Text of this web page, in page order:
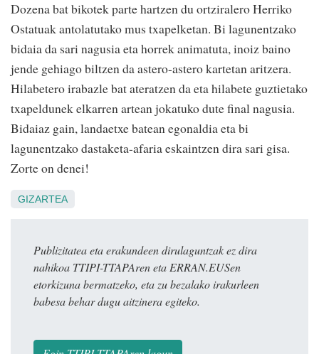
Dozena bat bikotek parte hartzen du ortziralero Herriko
Ostatuak antolatutako mus txapelketan. Bi lagunentzako
bidaia da sari nagusia eta horrek animatuta, inoiz baino
jende gehiago biltzen da astero-astero kartetan aritzera.
Hilabetero irabazle bat ateratzen da eta hilabete guztietako
txapeldunek elkarren artean jokatuko dute final nagusia.
Bidaiaz gain, landaetxe batean egonaldia eta bi
lagunentzako dastaketa-afaria eskaintzen dira sari gisa.
Zorte on denei!
GIZARTEA
Publizitatea eta erakundeen dirulaguntzak ez dira
nahikoa TTIPI-TTAPAren eta ERRAN.EUSen
etorkizuna bermatzeko, eta zu bezalako irakurleen
babesa behar dugu aitzinera egiteko.